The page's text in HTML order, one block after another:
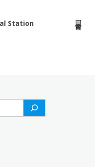
Station